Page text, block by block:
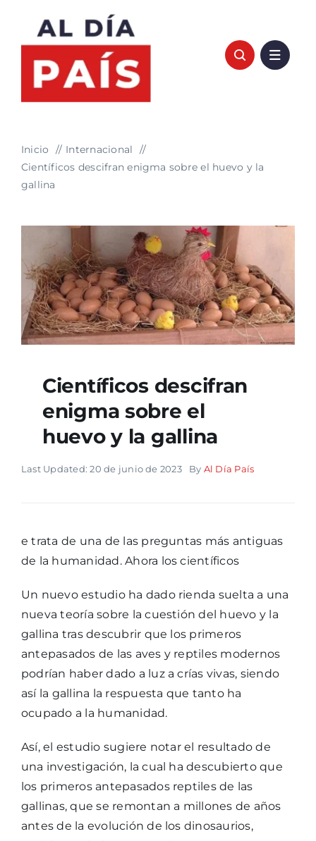
contenido
Inicio
Internacional
Científicos descifran enigma sobre el huevo y la
gallina
Científicos descifran
enigma sobre el
huevo y la gallina
Last Updated: 20 de junio de 2023 By Al Día País
e trata de una de las preguntas más antiguas
de la humanidad. Ahora los científicos
Un nuevo estudio ha dado rienda suelta a una
nueva teoría sobre la cuestión del huevo y la
gallina tras descubrir que los primeros
antepasados de las aves y reptiles modernos
podrían haber dado a luz a crías vivas, siendo
así la gallina la respuesta que tanto ha
ocupado a la humanidad.
Así, el estudio sugiere notar el resultado de
una investigación, la cual ha descubierto que
los primeros antepasados reptiles de las
gallinas, que se remontan a millones de años
antes de la evolución de los dinosaurios,